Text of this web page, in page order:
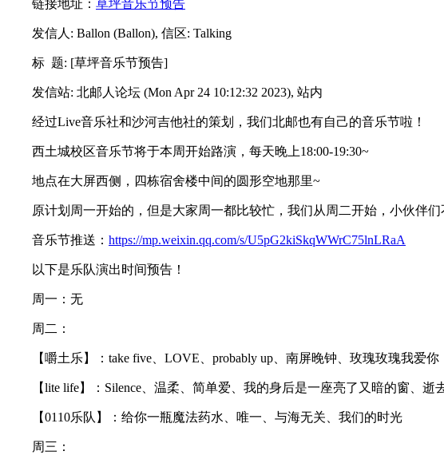
链接地址： 草坪音乐节预告
发信人: Ballon (Ballon), 信区: Talking
标 题: [草坪音乐节预告]
发信站: 北邮人论坛 (Mon Apr 24 10:12:32 2023), 站内
经过Live音乐社和沙河吉他社的策划，我们北邮也有自己的音乐节啦！
西土城校区音乐节将于本周开始路演，每天晚上18:00-19:30~
地点在大屏西侧，四栋宿舍楼中间的圆形空地那里~
原计划周一开始的，但是大家周一都比较忙，我们从周二开始，小伙伴
音乐节推送： https://mp.weixin.qq.com/s/U5pG2kiSkqWWrC75lnLRaA
以下是乐队演出时间预告！
周一：无
周二：
【嚼土乐】：take five、LOVE、probably up、南屏晚钟、玫瑰玫瑰我爱你
【lite life】：Silence、温柔、简单爱、我的身后是一座亮了又暗的窗、逝
【0110乐队】：给你一瓶魔法药水、唯一、与海无关、我们的时光
周三：